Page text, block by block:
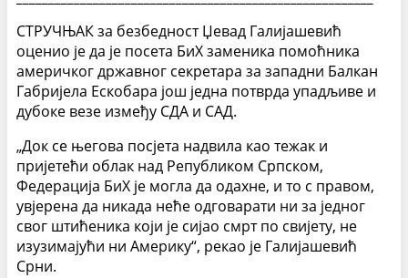
СТРУЧЊАК за безбедност Џевад Галијашевић
оценио је да је посета БиХ заменика помоћника
америчког државног секретара за западни Балкан
Габријела Ескобара још једна потврда упадљиве и
дубоке везе између СДА и САД.
„Док се његова посјета надвила као тежак и
пријетећи облак над Републиком Српском,
Федерација БиХ је могла да одахне, и то с правом,
увјерена да никада неће одговарати ни за једног
свог штићеника који је сијао смрт по свијету, не
изузимајући ни Америку“, рекао је Галијашевић
Срни.